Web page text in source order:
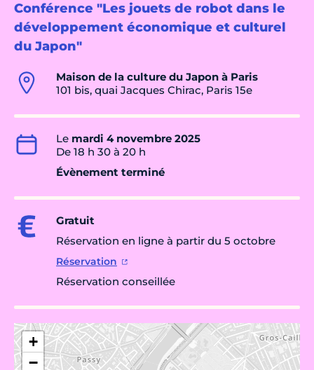
Conférence "Les jouets de robot dans le
développement économique et culturel
du Japon"
Maison de la culture du Japon à Paris
101 bis, quai Jacques Chirac, Paris 15e
Le mardi 4 novembre 2025
De 18 h 30 à 20 h
Évènement terminé
Gratuit
Réservation en ligne à partir du 5 octobre
Réservation
Réservation conseillée
+
−